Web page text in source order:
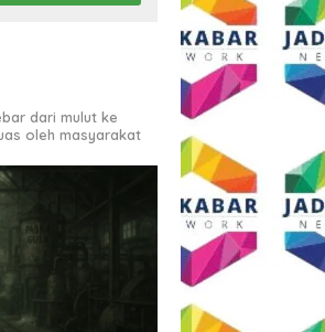
dari mulut ke
oleh masyarakat